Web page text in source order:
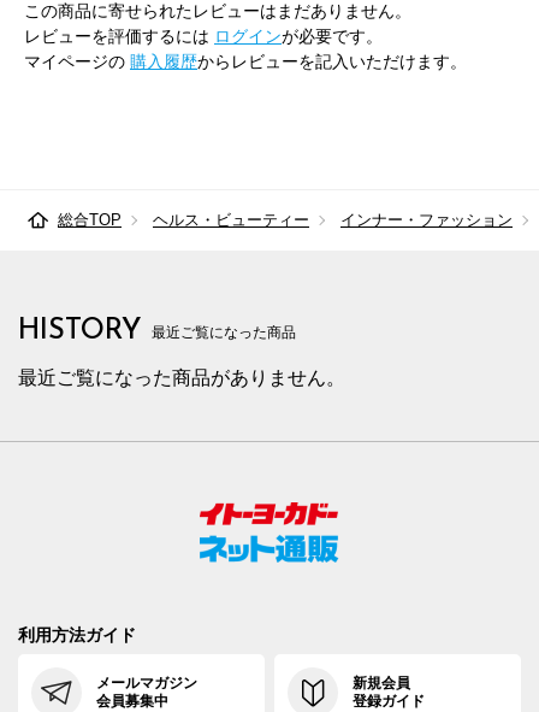
この商品に寄せられたレビューはまだありません。
レビューを評価するには ログインが必要です。
マイページの 購入履歴からレビューを記入いただけます。
総合TOP ヘルス・ビューティー インナー・ファッション
HISTORY 最近ご覧になった商品
最近ご覧になった商品がありません。
利用方法ガイド
メールマガジン
会員募集中
新規会員
登録ガイド